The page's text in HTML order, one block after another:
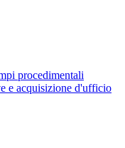
procedimentali
e acquisizione d'ufficio